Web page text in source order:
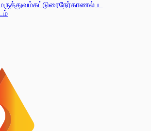
கட்டுரைநேர்காணல்பட